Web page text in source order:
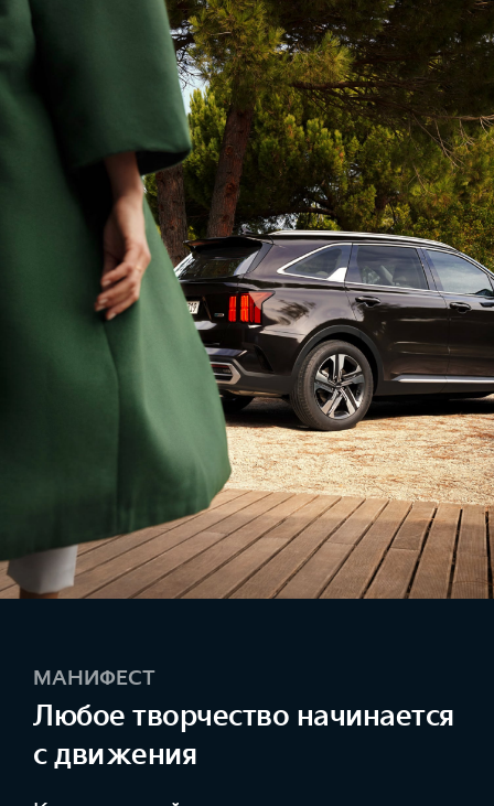
МАНИФЕСТ
Любое творчество начинается
с движения